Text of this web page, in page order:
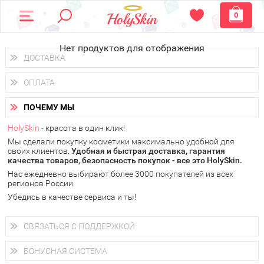
0
Нет продуктов для отображения
ДОСТАВКА
Доставка осуществляетсяпо всем городам России.
Вы можете выбрать доставку курьером, Почтой России или
получить заказ в пунктах выдачи PickPoint или пункте
самовывоза.
В 20 городах России доставка осуществляется ужена
следующий день.
у Вас всегда есть возможность получитьбесплатную
доставку от HolySkin.
подробнее об условиях доставки и оплаты в Вашем городе
ОПЛАТА
Вы можете оплатить свой заказ любым удобным способом:
наличными деньгами (
через интернет-банк (Альфа-банк, Сбербанк) и другими
электронными способами.
ПОЧЕМУ МЫ
HolySkin - красота в один клик!
Мы сделали покупку косметики максимально удобной для
своих клиентов. Удобная и быстрая доставка, гарантия
качества товаров, безопасность покупок - все это HolySkin.
Нас ежедневно выбирают более 3000 покупателей из всех
регионов России.
Убедись в качестве сервиса и ты!
СВЯЗАТЬСЯ С ПОДДЕРЖКОЙ
+7 (800) 707-24-55
Мы будем рады ответить на все Ваши вопросы по работе
магазина, проконсультировать по товарам, рассказать о
БОНУСНАЯ СИСТЕМА